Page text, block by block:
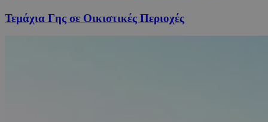
Τεμάχια Γης σε Οικιστικές Περιοχές